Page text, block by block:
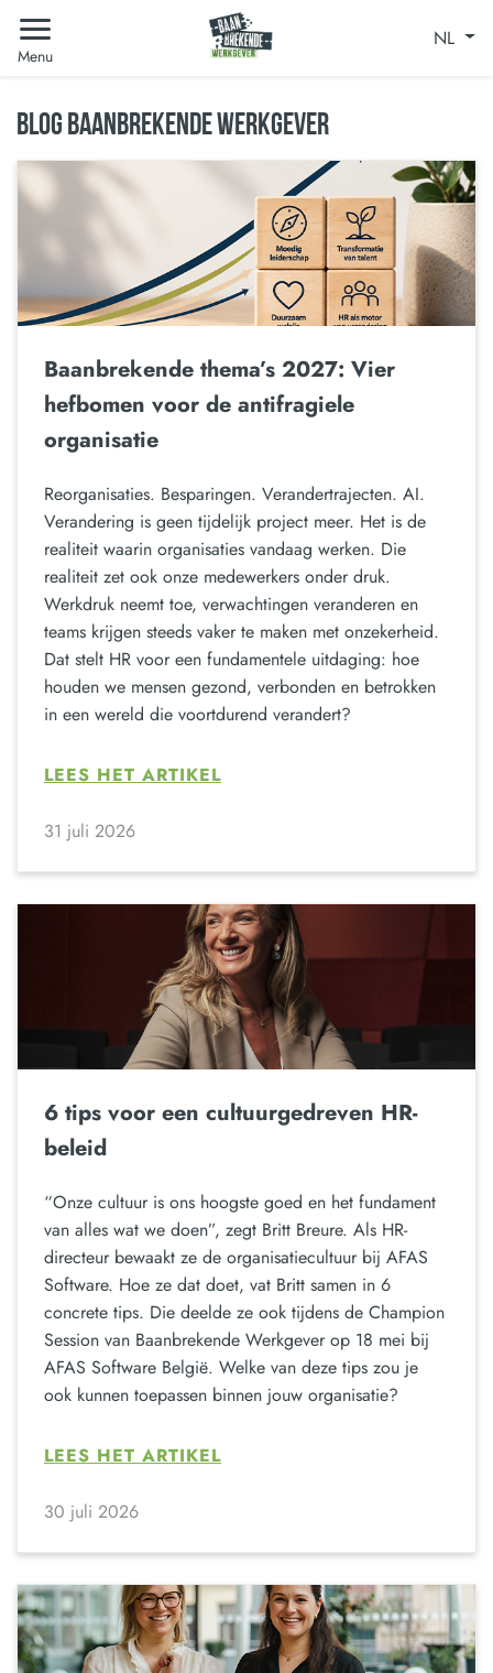
Menu
NL
BLOG BAANBREKENDE WERKGEVER
Baanbrekende thema’s 2027: Vier
hefbomen voor de antifragiele
organisatie
Reorganisaties. Besparingen. Verandertrajecten. AI.
Verandering is geen tijdelijk project meer. Het is de
realiteit waarin organisaties vandaag werken. Die
realiteit zet ook onze medewerkers onder druk.
Werkdruk neemt toe, verwachtingen veranderen en
teams krijgen steeds vaker te maken met onzekerheid.
Dat stelt HR voor een fundamentele uitdaging: hoe
houden we mensen gezond, verbonden en betrokken
in een wereld die voortdurend verandert?
LEES HET ARTIKEL
31 juli 2026
6 tips voor een cultuurgedreven HR-
beleid
“Onze cultuur is ons hoogste goed en het fundament
van alles wat we doen”, zegt Britt Breure. Als HR-
directeur bewaakt ze de organisatiecultuur bij AFAS
Software. Hoe ze dat doet, vat Britt samen in 6
concrete tips. Die deelde ze ook tijdens de Champion
Session van Baanbrekende Werkgever op 18 mei bij
AFAS Software België. Welke van deze tips zou je
ook kunnen toepassen binnen jouw organisatie?
LEES HET ARTIKEL
30 juli 2026